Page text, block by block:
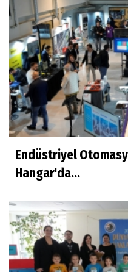
Endüstriyel
Hangar'da...